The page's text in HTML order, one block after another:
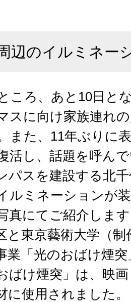
辺のイルミネー
ころ、あと10日と
スに向け家族連れ
また、11年ぶりに
活し、話題を呼ん
パスを建設する北
ルミネーションが
真にてご紹介しま
と東京藝術大学（制
業「光のおばけ煙
ばけ煙突」は、映
に使用されました。